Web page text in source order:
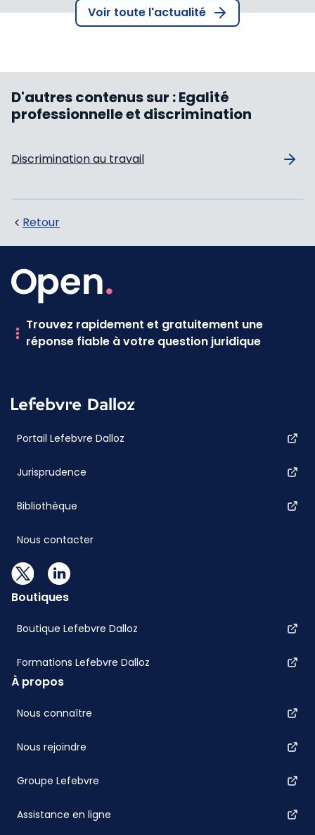
Voir toute l'actualité
D'autres contenus sur :Egalité
professionnelle et discrimination
Discrimination au travail
Retour
Trouvez rapidement et gratuitement une
réponse fiable à votre question juridique
Portail Lefebvre Dalloz
Jurisprudence
Bibliothèque
Nous contacter
Boutiques
Boutique Lefebvre Dalloz
Formations Lefebvre Dalloz
À propos
Nous connaître
Nous rejoindre
Groupe Lefebvre
Assistance en ligne